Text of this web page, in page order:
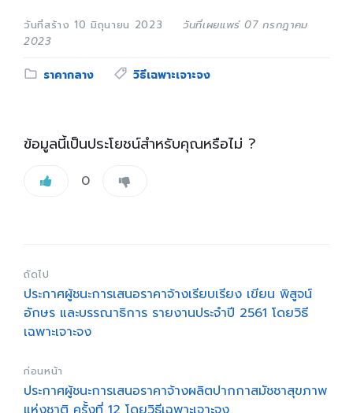
วันที่สร้าง 10 มิถุนายน 2023
วันที่เผยแพร่ 07 กรกฎาคม
2023
Category:
ราคากลาง Tags:
วิธีเฉพาะเจาะจง
ข้อมูลนี้เป็นประโยชน์สำหรับคุณหรือไม่ ?
0
ถัดไป
ประกาศผู้ชนะการเสนอราคาจ้างเรียบเรียง เขียน พิสูจน์
อักษร และบรรณาธิการ รายงานประจำปี 2561 โดยวิธี
เฉพาะเจาะจง
ก่อนหน้า
ประกาศผู้ชนะการเสนอราคาจ้างผลิตปากกาสมัชชาสุขภาพ